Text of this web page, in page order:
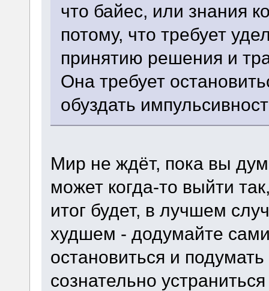
что байес, или знания
потому, что требует
принятию решения и
Она требует
обуздать
Мир не ждёт, пока вы
может когда-то выйти
итог будет, в лучшем
худшем - додумайте
остановиться и
сознательно